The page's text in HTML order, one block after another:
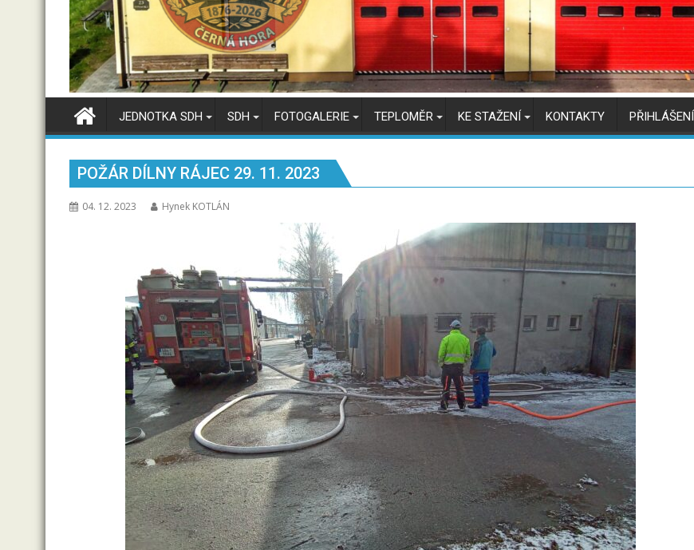
JEDNOTKA SDH SDH FOTOGALERIE TEPLOMĚR KE STAŽENÍ KONTAKTY PŘIHLÁŠENÍ
POŽÁR DÍLNY RÁJEC 29. 11. 2023
04. 12. 2023 Hynek KOTLÁN